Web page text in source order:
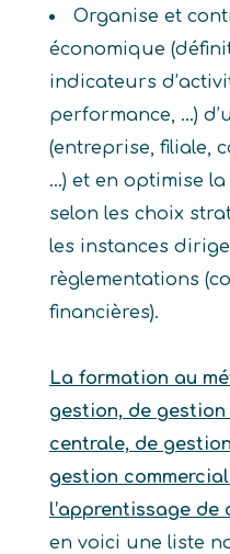
Organise et
économique
indicateurs
performance, …)
(entreprise, filiale,
…) et en optimise
selon les choix
les instances
règlementations
financières).
La formation au
gestion, de
centrale, de
gestion
l’apprentissage de
en voici une liste